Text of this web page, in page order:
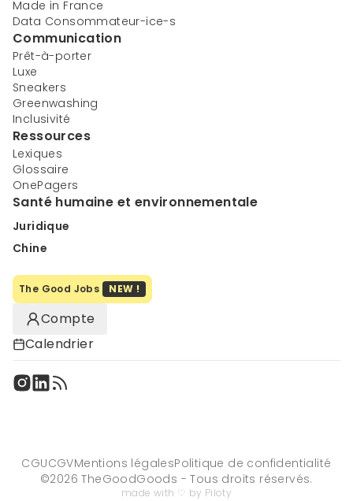
Made in France
Data Consommateur-ice-s
Communication
Prêt-à-porter
Luxe
Sneakers
Greenwashing
Inclusivité
Ressources
Lexiques
Glossaire
OnePagers
Santé humaine et environnementale
Juridique
Chine
The Good Jobs NEW !
Compte
Calendrier
CGUCGVMentions légalesPolitique de confidentialité
©2026 TheGoodGoods - Tous droits réservés.
made with ♡ by Piloty